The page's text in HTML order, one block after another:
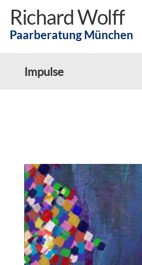
Richard Wolff
Paarberatung München
Impulse